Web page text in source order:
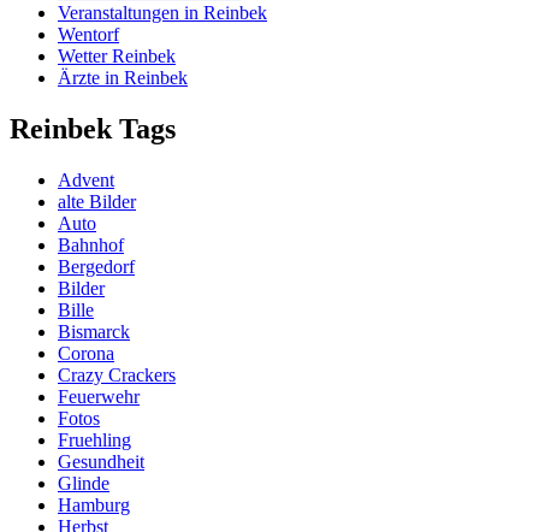
Veranstaltungen in Reinbek
Wentorf
Wetter Reinbek
Ärzte in Reinbek
Reinbek Tags
Advent
alte Bilder
Auto
Bahnhof
Bergedorf
Bilder
Bille
Bismarck
Corona
Crazy Crackers
Feuerwehr
Fotos
Fruehling
Gesundheit
Glinde
Hamburg
Herbst